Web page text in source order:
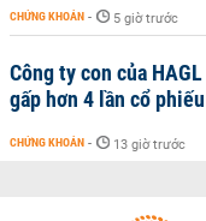
CHỨNG KHOÁN - 5 giờ trước
Công ty con của
gấp hơn 4 lần cổ
CHỨNG KHOÁN - 13 giờ trước